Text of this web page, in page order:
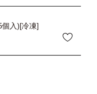
入)[冷凍]